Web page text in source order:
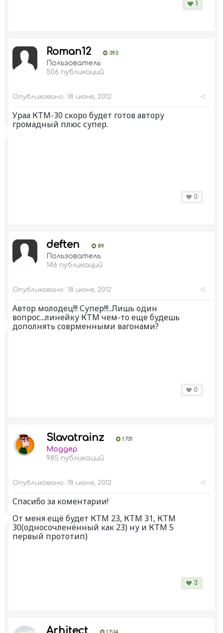
1
Roman12 393
Пользователь
506 публикаций
Опубликовано: 18 июня, 2012
Ураа КТМ-30 скоро будет готов автору
громадный плюс супер.
0
deften 89
Пользователь
146 публикаций
Опубликовано: 18 июня, 2012
Автор молодец!!! Супер!!!..Лишь один
вопрос...линейку КТМ чем-то еще будешь
дополнять соврменными вагонами?
0
Slavatrainz 1 731
Моддер
985 публикаций
Опубликовано: 18 июня, 2012
Спасибо за коментарии!
От меня ещё будет КТМ 23, КТМ 31, КТМ
30(односочленённый как 23) ну и КТМ 5
первый прототип)
3